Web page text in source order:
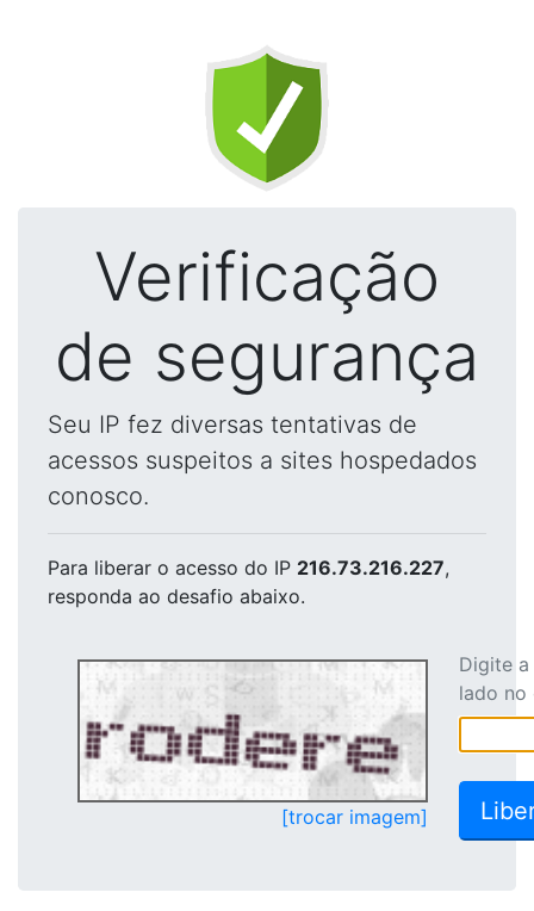
Verificação
de segurança
Seu IP fez diversas tentativas de
acessos suspeitos a sites hospedados
conosco.
Para liberar o acesso do IP 216.73.216.227,
responda ao desafio abaixo.
[trocar imagem]
Digite
lado no